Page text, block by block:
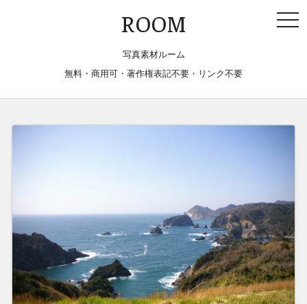
ROOM
写真素材ルーム
無料・商用可・著作権表記不要・リンク不要